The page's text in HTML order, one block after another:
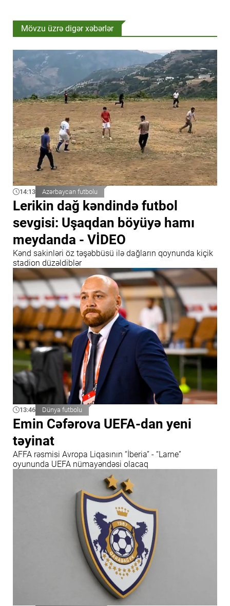
Mövzu üzrə digər xəbərlər
14:13 Azərbaycan futbolu
Lerikin dağ kəndində futbol
sevgisi: Uşaqdan böyüyə hamı
meydanda - VİDEO
Kənd sakinləri öz təşəbbüsü ilə dağların qoynunda kiçik
stadion düzəldiblər
13:46 Dünya futbolu
Emin Cəfərova UEFA-dan yeni
təyinat
AFFA rəsmisi Avropa Liqasının “İberia” - “Larne”
oyununda UEFA nümayəndəsi olacaq